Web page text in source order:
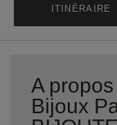
ITINÉRAIRE
A
Bijoux